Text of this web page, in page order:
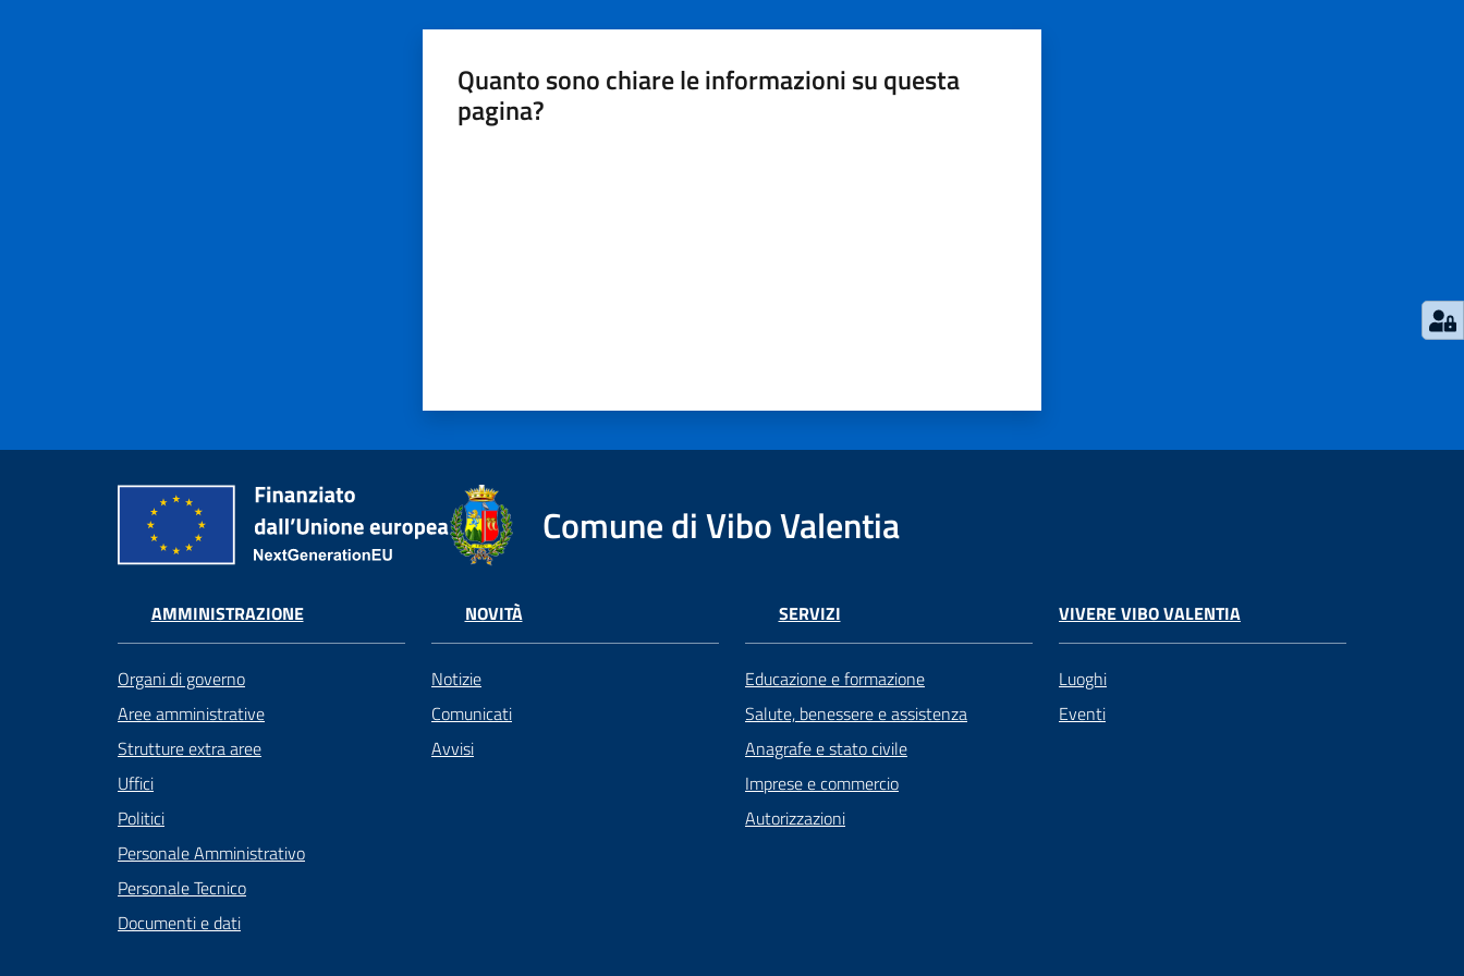
Quanto sono chiare le informazioni su questa
pagina?
Comune di Vibo Valentia
AMMINISTRAZIONE
Organi di governo
Aree amministrative
Strutture extra aree
Uffici
Politici
Personale Amministrativo
Personale Tecnico
Documenti e dati
NOVITÀ
Notizie
Comunicati
Avvisi
SERVIZI
Educazione e formazione
Salute, benessere e assistenza
Anagrafe e stato civile
Imprese e commercio
Autorizzazioni
VIVERE VIBO VALENTIA
Luoghi
Eventi